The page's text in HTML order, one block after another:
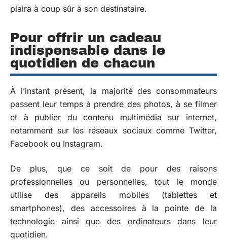
plaira à coup sûr à son destinataire.
Pour offrir un cadeau
indispensable dans le
quotidien de chacun
À l’instant présent, la majorité des consommateurs
passent leur temps à prendre des photos, à se filmer
et à publier du contenu multimédia sur internet,
notamment sur les réseaux sociaux comme Twitter,
Facebook ou Instagram.
De plus, que ce soit de pour des raisons
professionnelles ou personnelles, tout le monde
utilise des appareils mobiles (tablettes et
smartphones), des accessoires à la pointe de la
technologie ainsi que des ordinateurs dans leur
quotidien.